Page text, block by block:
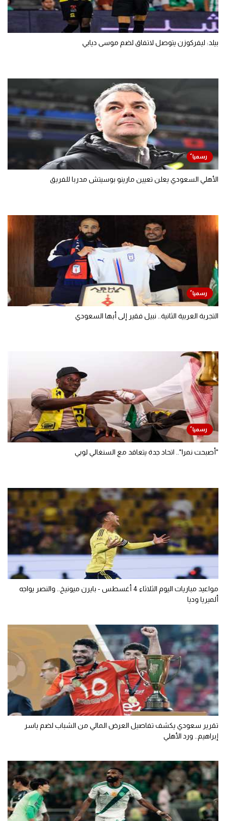
بيلد: ليفركوزن يتوصل لاتفاق لضم موسى ديابي
الأهلي السعودي يعلن تعيين مارينو بوسيتش مدربا للفريق
التجربة العربية الثانية.. نبيل فقير إلى أبها السعودي
"أصبحت نمرا".. اتحاد جدة يتعاقد مع السنغالي لوبي
مواعيد مباريات اليوم الثلاثاء 4 أغسطس - بايرن ميونيخ.. والنصر يواجه
ألميريا وديا
تقرير سعودي يكشف تفاصيل العرض المالي من الشباب لضم ياسر
إبراهيم.. ورد الأهلي